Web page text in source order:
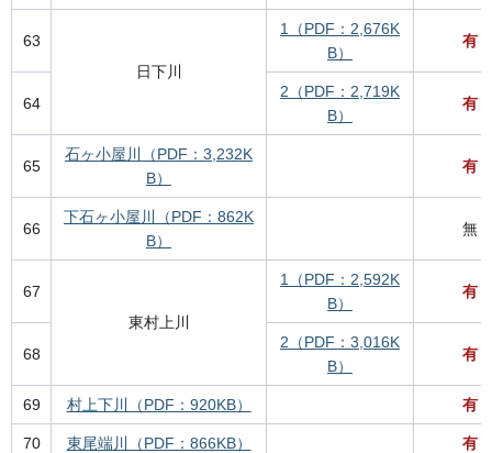
63
日下川
1（PDF：2,676K
B）
有
64
2（PDF：2,719K
B）
有
65
石ヶ小屋川（PDF：3,232K
B）
有
66
下石ヶ小屋川（PDF：862K
B）
無
67
東村上川
1（PDF：2,592K
B）
有
68
2（PDF：3,016K
B）
有
69 村上下川（PDF：920KB） 有
70 東尾端川（PDF：866KB） 有